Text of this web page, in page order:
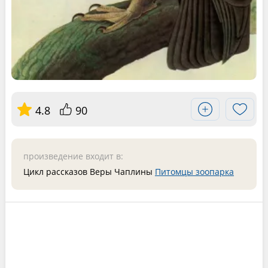
4.8 90
произведение входит в:
Цикл рассказов Веры Чаплины Питомцы зоопарка